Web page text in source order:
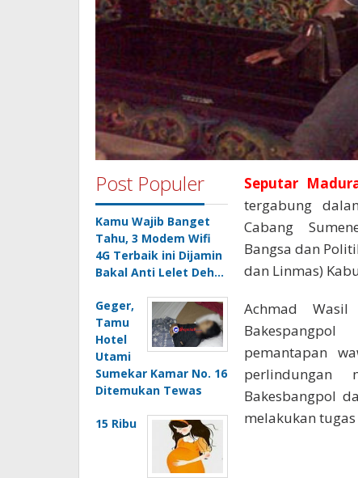
Post Populer
Kamu Wajib Banget
Tahu, 3 Modem Wifi
4G Terbaik ini Dijamin
Bakal Anti Lelet Deh…
Geger,
Tamu
Hotel
Utami
Sumekar Kamar No. 16
Ditemukan Tewas
15 Ribu
Seputar
tergabung
Cabang
Bangsa dan
dan Linmas)
Achmad
pemantapan
perlindungan
Bakesbangpol
melakukan